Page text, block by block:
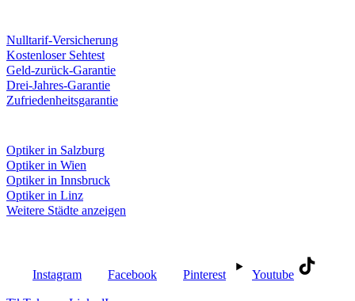
Nulltarif-Versicherung
Kostenloser Sehtest
Geld-zurück-Garantie
Drei-Jahres-Garantie
Zufriedenheitsgarantie
Optiker in Salzburg
Optiker in Wien
Optiker in Innsbruck
Optiker in Linz
Weitere Städte anzeigen
Instagram Facebook Pinterest Youtube